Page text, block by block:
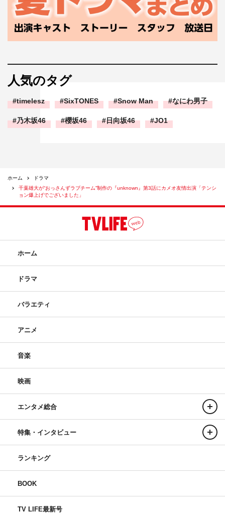
人気のタグ
timelesz SixTONES Snow Man なにわ男子
乃木坂46 櫻坂46 日向坂46 JO1
ホーム
ドラマ
千葉雄大が“おっさんずラブチーム”制作の『unknown』第3話にカメオ友情出演「テンシ
ョン爆上げでございました」
ホーム
ドラマ
バラエティ
アニメ
音楽
映画
エンタメ総合
特集・インタビュー
ランキング
BOOK
TV LIFE最新号